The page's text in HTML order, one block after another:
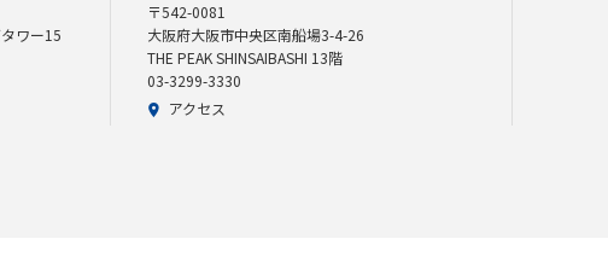
ワー15
〒542-0081
大阪府大阪市中央区南船場3-4-26
THE PEAK SHINSAIBASHI 13階
03-3299-3330
アクセス